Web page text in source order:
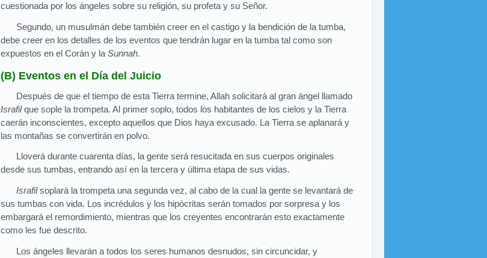
cuestionada por los ángeles sobre su religión, su profeta y su Señor.
Segundo, un musulmán debe también creer en el castigo y la bendición de la tumba,
debe creer en los detalles de los eventos que tendrán lugar en la tumba tal como son
expuestos en el Corán y la Sunnah.
(B) Eventos en el Día del Juicio
Después de que el tiempo de esta Tierra termine, Allah solicitará al gran ángel llamado
Israfilque sople la trompeta. Al primer soplo, todos los habitantes de los cielos y la Tierra
caerán inconscientes, excepto aquellos que Dios haya excusado. La Tierra se aplanará y
las montañas se convertirán en polvo.
Lloverá durante cuarenta días, la gente será resucitada en sus cuerpos originales
desde sus tumbas, entrando así en la tercera y última etapa de sus vidas.
Israfilsoplará la trompeta una segunda vez, al cabo de la cual la gente se levantará de
sus tumbas con vida. Los incrédulos y los hipócritas serán tomados por sorpresa y los
embargará el remordimiento, mientras que los creyentes encontrarán esto exactamente
como les fue descrito.
Los ángeles llevarán a todos los seres humanos desnudos, sin circuncidar, y